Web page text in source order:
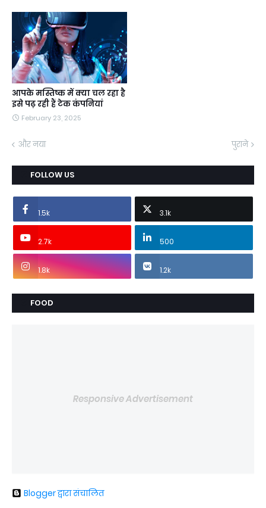
आपके मस्तिष्क में क्या चल रहा है
इसे पढ़ रही हैं टेक कंपनियां
February 23, 2025
और नया पुराने
FOLLOW US
1.5k 3.1k
2.7k 500
1.8k 1.2k
FOOD
Responsive Advertisement
Blogger द्वारा संचालित